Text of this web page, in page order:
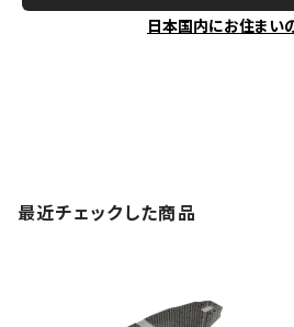
日本国内にお住まい
最近チェックした商品